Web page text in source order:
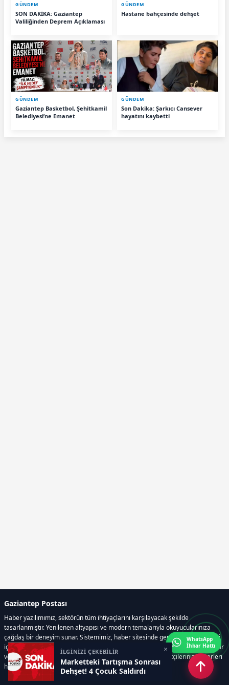
GÜNDEM
SON DAKİKA: Gaziantep
Valiliğinden Deprem Açıklaması
GÜNDEM
Hastane bahçesinde dehşet
GÜNDEM
Gaziantep Basketbol, Şehitkamil
Belediyesi’ne Emanet
GÜNDEM
Son Dakika: Şarkıcı Cansever
hayatını kaybetti
İLGİNİZİ ÇEKEBİLİR
Marketteki Tartışma Sonrası
Dehşet! 4 Çocuk Saldırdı
×
Gaziantep Postası
Haber yazılımımız, sektörün tüm ihtiyaçlarını karşılayacak şekilde
tasarlanmıştır. Yenilenen altyapısı ve modern temalarıyla okuyucularınıza
çağdaş bir deneyim sunar. Sistemimiz, haber sitesinde gerekli tüm modülleri
içerir. Siz içerik üretmeye odaklanırken, yazılımımız zamandan tasarruf sağlar
ve süreçlerinizi kolaylaştırır. Etkili arayüzü sayesinde ziyaretçileriniz haberleri
hızlı ve keyifle takip edebilir.
WhatsApp
İhbar Hattı